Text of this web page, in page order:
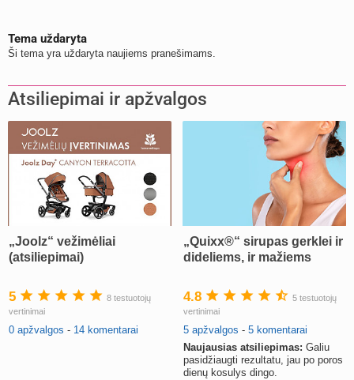
Tema uždaryta
Ši tema yra uždaryta naujiems pranešimams.
Atsiliepimai ir apžvalgos
„Joolz“ vežimėliai
(atsiliepimai)
5
8 testuotojų
vertinimai
0 apžvalgos - 14 komentarai
„Quixx®“ sirupas gerklei ir
dideliems, ir mažiems
4.8
5 testuotojų
vertinimai
5 apžvalgos - 5 komentarai
Naujausias atsiliepimas: Galiu
pasidžiaugti rezultatu, jau po poros
dienų kosulys dingo.